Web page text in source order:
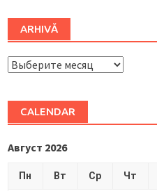
ARHIVĂ
ARHIVĂ
CALENDAR
Август 2026
Пн Вт Ср Чт